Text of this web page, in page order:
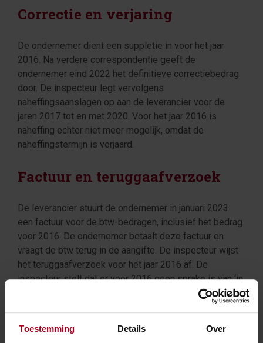
Toestemming Details Over
Correctie en verjaring
De ondernemer dient een suppletie in voor het jaar
2016. Na verdere correspondentie geeft de
ondernemer eind 2022 het definitieve correctiebedrag
door. De inspecteur legt vervolgens
naheffingsaanslagen op aan de leverancier voor de
jaren 2017 tot en met 2020. Voor het jaar 2016 is
naheffing echter niet meer mogelijk, omdat de
naheffingstermijn is verjaard.
Factuur en teruggaafverzoek
De leverancier stuurt de ondernemer in januari 2023
een factuur voor de btw-bedragen, inclusief het bedrag
voor 2016. De ondernemer betaalt deze factuur en
vraagt de btw terug in de aangifte. De inspecteur wijst
het teruggaafverzoek voor het jaar 2016 af. De
inspecteur stelt dat er voor 2016 geen sprake is van ‘in
rekening gebrachte belasting’, omdat de btw bij de
leverancier wegens verjaring niet meer nageheven kan
volgens de inspecteur niet hoeven te betalen, omdat dit